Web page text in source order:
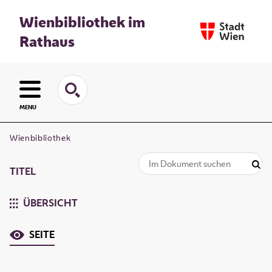
Wienbibliothek im
Rathaus
MENU
Wienbibliothek
TITEL
ÜBERSICHT
SEITE